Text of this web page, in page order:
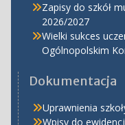
Zapisy do szkół
2026/2027
Wielki sukces
Ogólnopolskim
Dokumentacja
Uprawnienia
Wpisy do